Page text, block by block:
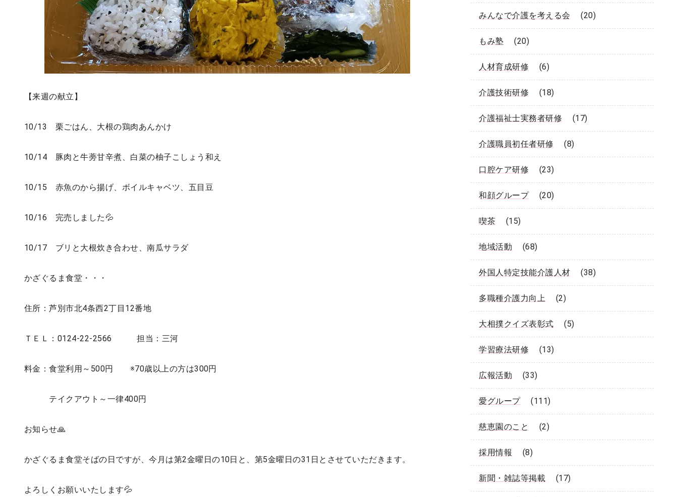
【来週の献立】
10/13 栗ごはん、大根の鶏肉あんかけ
10/14 豚肉と牛蒡甘辛煮、白菜の柚子こしょう和え
10/15 赤魚のから揚げ、ボイルキャベツ、五目豆
10/16 完売しました💦
10/17 ブリと大根炊き合わせ、南瓜サラダ
かざぐるま食堂・・・
住所：芦別市北4条西2丁目12番地
ＴＥＬ：0124-22-2566 担当：三河
料金：食堂利用～500円 ※70歳以上の方は300円
テイクアウト～一律400円
お知らせ🙏
かざぐるま食堂そばの日ですが、今月は第2金曜日の10日と、第5金曜日の31日とさせていただきます。
よろしくお願いいたします💦
みんなで介護を考える会 (20)
もみ塾 (20)
人材育成研修 (6)
介護技術研修 (18)
介護福祉士実務者研修 (17)
介護職員初任者研修 (8)
口腔ケア研修 (23)
和顔グループ (20)
喫茶 (15)
地域活動 (68)
外国人特定技能介護人材 (38)
多職種介護力向上 (2)
大相撲クイズ表彰式 (5)
学習療法研修 (13)
広報活動 (33)
愛グループ (111)
慈恵園のこと (2)
採用情報 (8)
新聞・雑誌等掲載 (17)